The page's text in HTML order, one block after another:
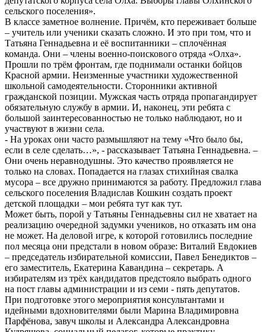
сельского поселения».
В классе заметное волнение. Причём, кто переживает больше
– учитель или ученики сказать сложно. И это при том, что и
Татьяна Геннадьевна и её воспитанники – сплочённая
команда. Они – члены военно-поискового отряда «Олха».
Прошли по трём фронтам, где поднимали останки бойцов
Красной армии. Неизменные участники художественной
школьной самодеятельности. Сторонники активной
гражданской позиции. Мужская часть отряда пропагандирует
обязательную службу в армии. И, наконец, эти ребята с
большой заинтересованностью не только наблюдают, но и
участвуют в жизни села.
- На уроках они часто размышляют на тему «Что было бы,
если в селе сделать…», - рассказывает Татьяна Геннадьевна. –
Они очень неравнодушны. Это качество проявляется не
только на словах. Попадается на глазах стихийная свалка
мусора – все дружно принимаются за работу. Предложил глава
сельского поселения Владислав Кошкин создать проект
детской площадки – мои ребята тут как тут.
Может быть, порой у Татьяны Геннадьевны сил не хватает на
реализацию очередной задумки учеников, но отказать им она
не может. На деловой игре, к которой готовились последние
пол месяца они предстали в новом образе: Виталий Евдокиев
– председатель избирательной комиссии, Павел Бенедиктов –
его заместитель, Екатерина Кавандина – секретарь. А
избирателям из трёх кандидатов предстояло выбрать одного
на пост главы администрации и из семи - пять депутатов.
При подготовке этого мероприятия консультантами и
идейными вдохновителями были Марина Владимировна
Парфёнова, завуч школы и Александра Александровна